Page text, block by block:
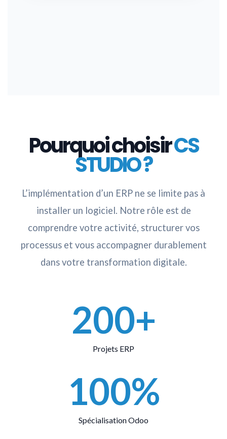
Pourquoi choisirCS
STUDIO ?
L’implémentation d’un ERP ne se limite pas à
installer un logiciel. Notre rôle est de
comprendre votre activité, structurer vos
processus et vous accompagner durablement
dans votre transformation digitale.
200+
Projets ERP
100%
Spécialisation Odoo